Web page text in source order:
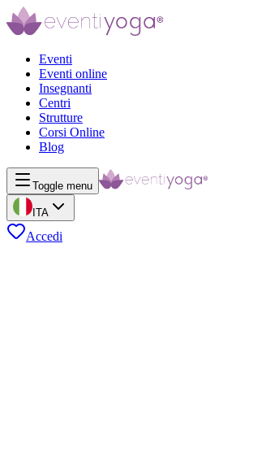
Eventi
Eventi online
Insegnanti
Centri
Strutture
Corsi Online
Blog
Toggle menu
ITA
Accedi